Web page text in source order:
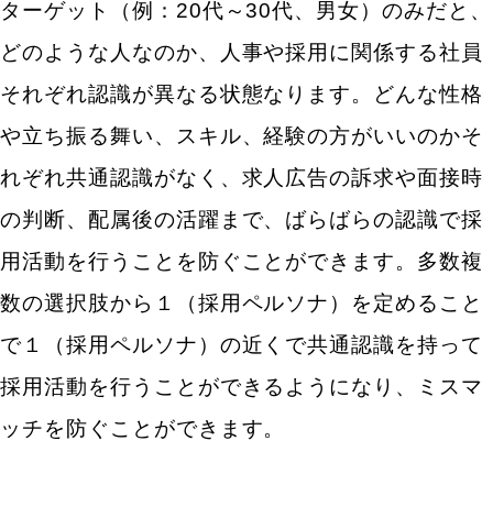
募集職種の職務内容、必須条件、任意条件洗い出し
採用ターゲットを明らかにする。
人物像を設定する参考キーワードと人物特性を考え
【場面別】採用ペルソナの活用法
採用媒体を選定する時に活用する
PVとエントリー数の目標を決める時に活用する
求人広告のキーワードを選定する時に活用する
求人広告の写真を選定する時に活用する
社内で採用の協力を仰ぐ時に活用する
ターゲット（例：20代～30代、男女）のみだと、
どのような人なのか、人事や採用に関係する社員
それぞれ認識が異なる状態なります。どんな性格
や立ち振る舞い、スキル、経験の方がいいのかそ
れぞれ共通認識がなく、求人広告の訴求や面接時
の判断、配属後の活躍まで、ばらばらの認識で採
用活動を行うことを防ぐことができます。多数複
数の選択肢から１（採用ペルソナ）を定めること
で１（採用ペルソナ）の近くで共通認識を持って
採用活動を行うことができるようになり、ミスマ
ッチを防ぐことができます。